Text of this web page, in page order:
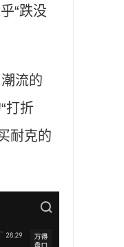
“跌没
流的
打折
耐克的